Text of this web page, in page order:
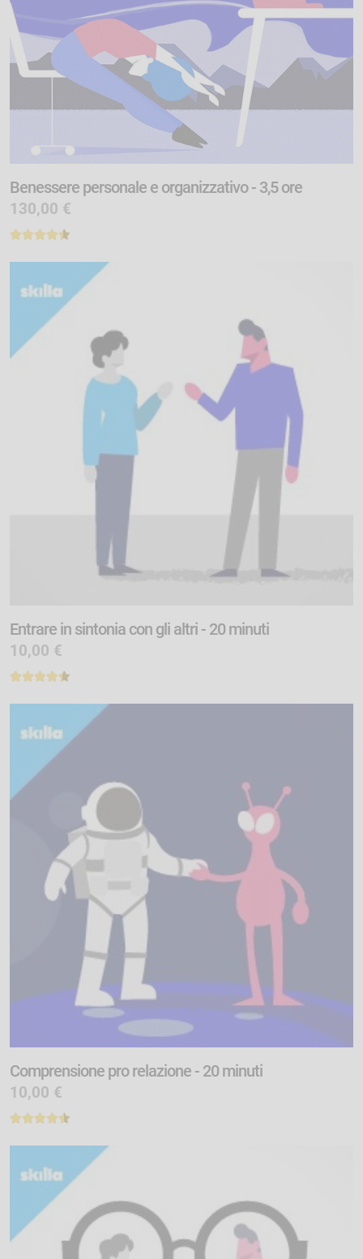
Benessere personale e organizzativo - 3,5 ore
130,00 €
Entrare in sintonia con gli altri - 20 minuti
10,00 €
Comprensione pro relazione - 20 minuti
10,00 €